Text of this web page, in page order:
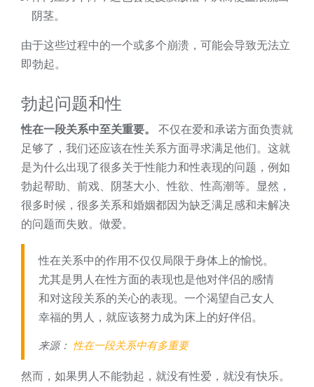
阴茎。
由于这些过程中的一个或多个崩溃，可能会导致无法立
即勃起。
勃起问题和性
性在一段关系中至关重要。
不仅在爱和承诺方面负责就
足够了，我们还应该在性关系方面寻求满足他们。这就
是为什么出现了很多关于性能力和性表现的问题，例如
勃起帮助、前戏、阴茎大小、性欲、性高潮等。显然，
很多时候，很多关系和婚姻都因为缺乏满足感和未解决
的问题而失败。做爱。
性在关系中的作用不仅仅局限于身体上的愉悦。
尤其是男人在性方面的表现也是他对伴侣的感情
和对这段关系的关心的表现。一个渴望自己女人
幸福的男人，就应该努力成为床上的好伴侣。
来源： 性在一段关系中有多重要
然而，如果男人不能勃起，就没有性爱，就没有快乐。